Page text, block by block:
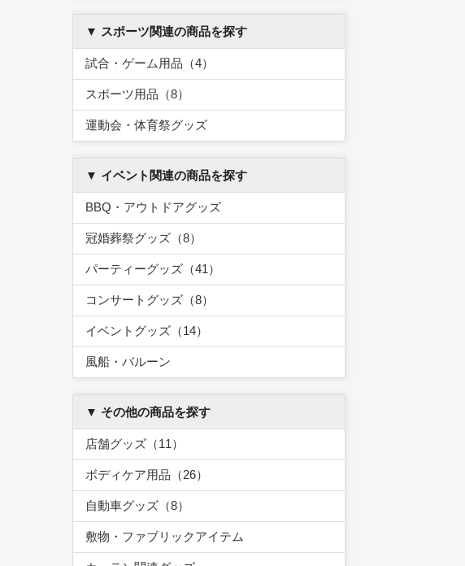
▼ スポーツ関連の商品を探す
試合・ゲーム用品（4）
スポーツ用品（8）
運動会・体育祭グッズ
▼ イベント関連の商品を探す
BBQ・アウトドアグッズ
冠婚葬祭グッズ（8）
パーティーグッズ（41）
コンサートグッズ（8）
イベントグッズ（14）
風船・バルーン
▼ その他の商品を探す
店舗グッズ（11）
ボディケア用品（26）
自動車グッズ（8）
敷物・ファブリックアイテム